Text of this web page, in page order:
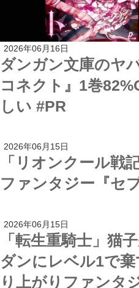
2026年06月16日
ダンガン文庫のヤ
コネクト』1巻
しい #PR
2026年06月15日
「リオンクール戦
ファンタジー『セ
2026年06月15日
「転生重騎士」猫
ダンにレベル1で
り上がりファンタ